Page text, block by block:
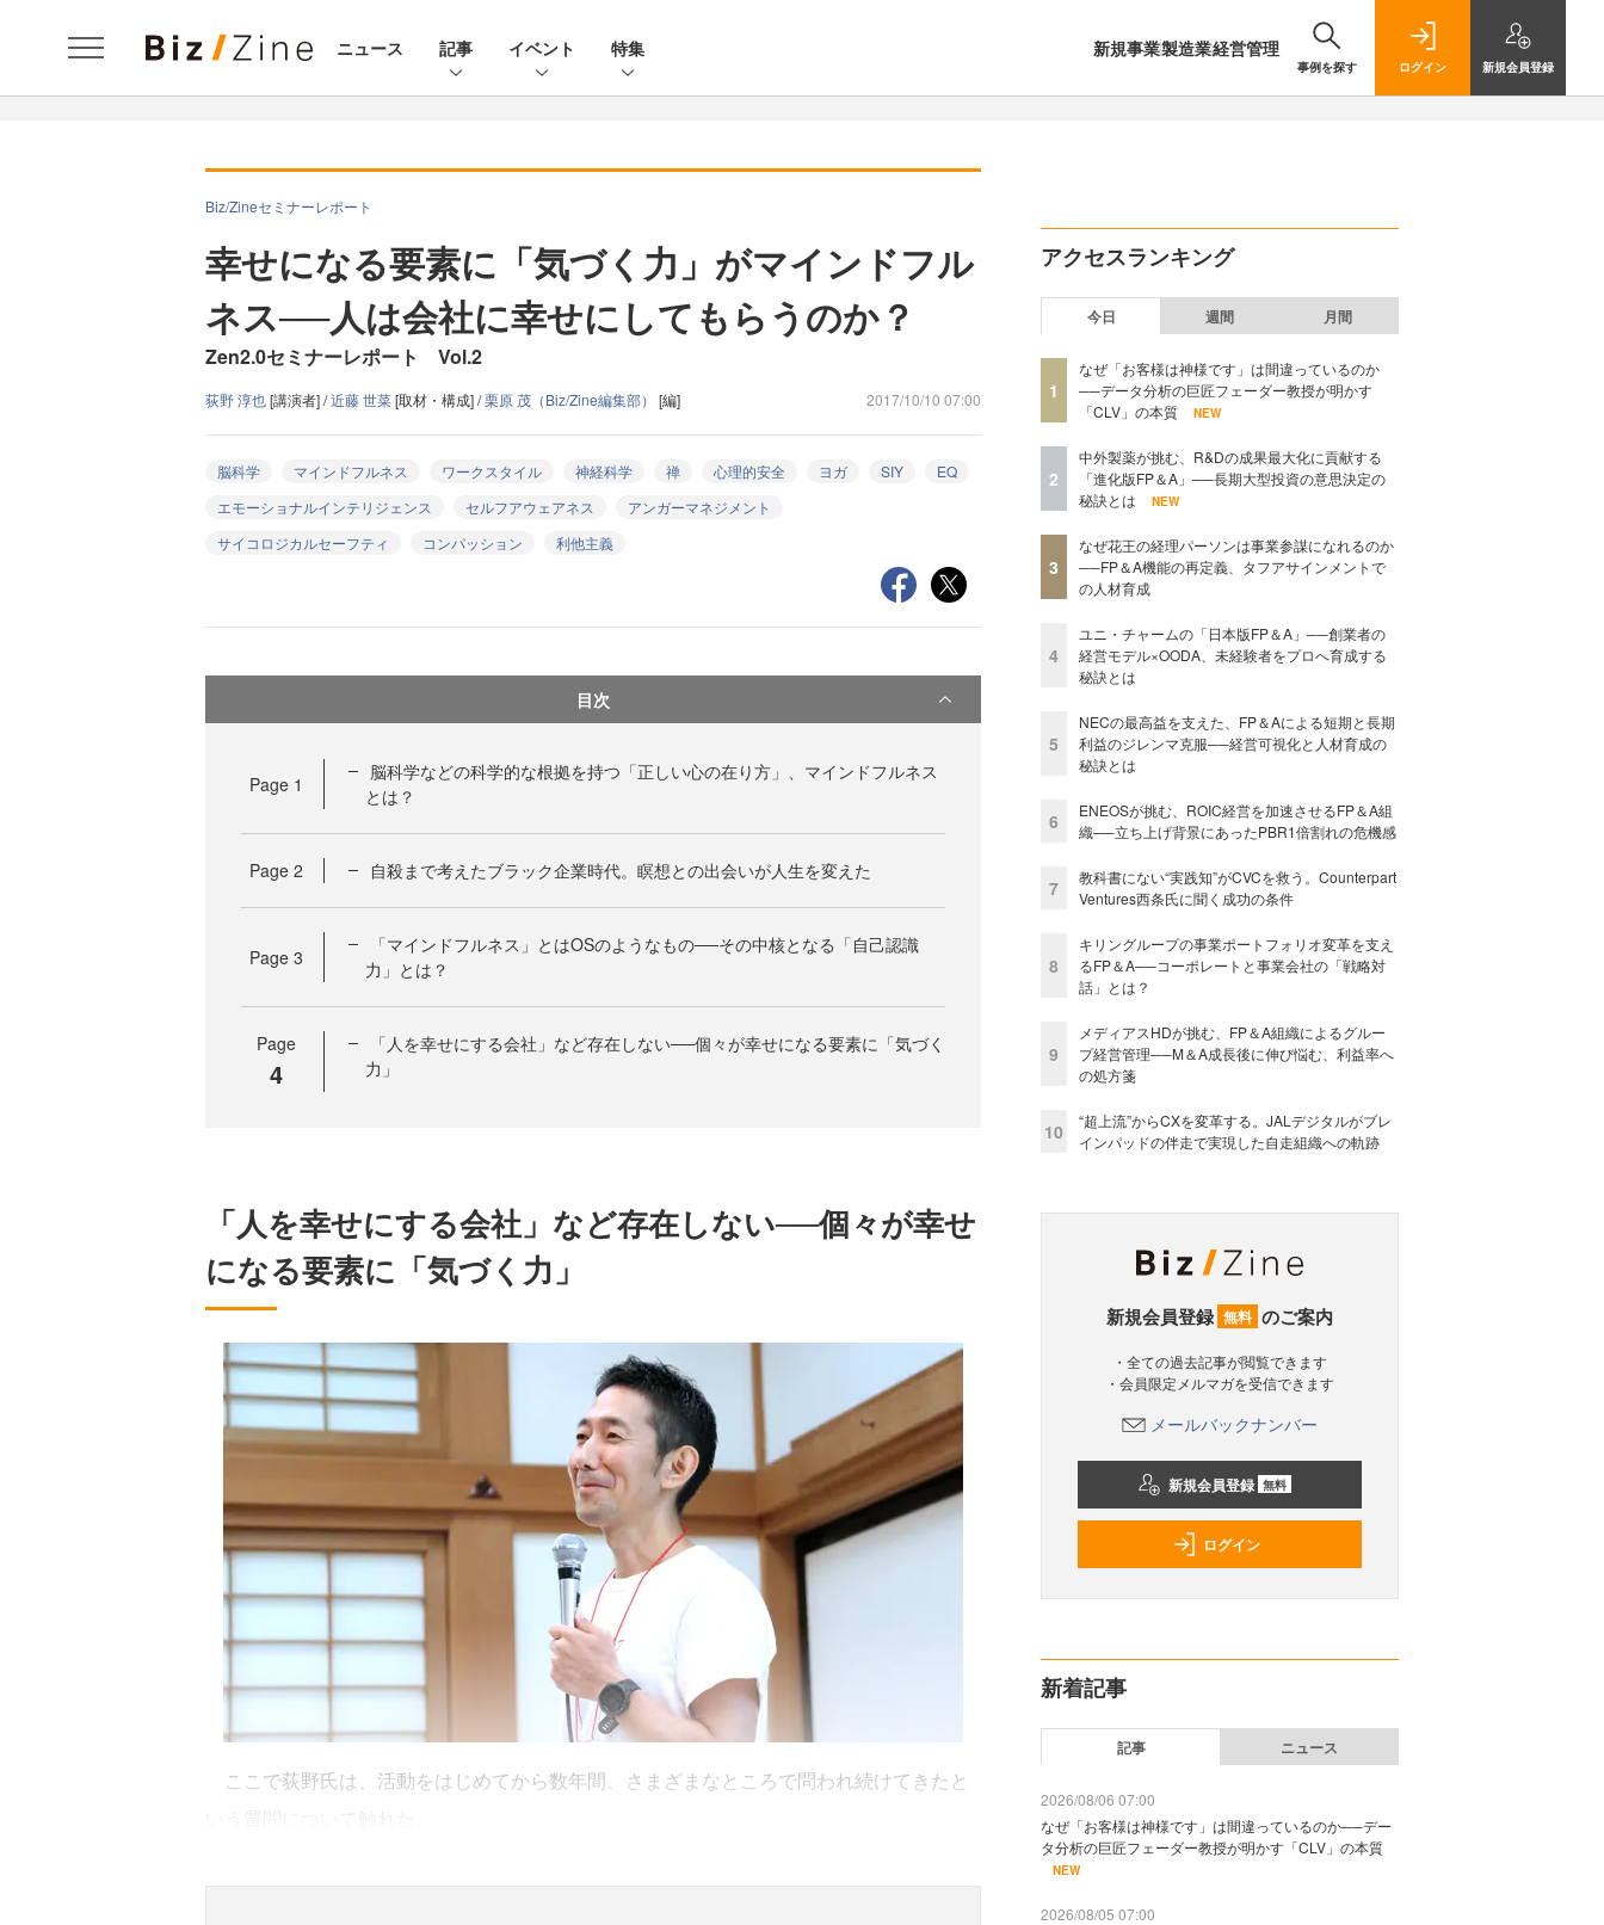
ニュース 記事 イベント 特集 新規事業製造業経営管理
事例を探す ログイン 新規会員登録
Biz/Zineセミナーレポート
幸せになる要素に「気づく力」がマインドフル
ネス──人は会社に幸せにしてもらうのか？
Zen2.0セミナーレポート Vol.2
荻野 淳也[講演者] /近藤 世菜[取材・構成] /栗原 茂（Biz/Zine編集部） [編] 2017/10/10 07:00
脳科学 マインドフルネス ワークスタイル 神経科学 禅 心理的安全 ヨガ SIY
EQ
エモーショナルインテリジェンス
セルフアウェアネス
アンガーマネジメント
サイコロジカルセーフティ
コンパッション 利他主義
目次
Page 1
脳科学などの科学的な根拠を持つ「正しい心の在り方」、マインドフルネス
とは？
Page 2 自殺まで考えたブラック企業時代。瞑想との出会いが人生を変えた
Page 3
「マインドフルネス」とはOSのようなもの──その中核となる「自己認識
力」とは？
Page
4
「人を幸せにする会社」など存在しない──個々が幸せになる要素に「気づく
力」
「人を幸せにする会社」など存在しない──個々が幸せ
になる要素に「気づく力」
ここで荻野氏は、活動をはじめてから数年間、さまざまなところで問われ続けてきたと
アクセスランキング
今日 週間 月間
1
なぜ「お客様は神様です」は間違っているのか
──データ分析の巨匠フェーダー教授が明かす
「CLV」の本質
NEW
2
中外製薬が挑む、R&Dの成果最大化に貢献する
「進化版FP＆A」──長期大型投資の意思決定の
秘訣とは
NEW
3
なぜ花王の経理パーソンは事業参謀になれるのか
──FP＆A機能の再定義、タフアサインメントで
の人材育成
4
ユニ・チャームの「日本版FP＆A」──創業者の
経営モデル×OODA、未経験者をプロへ育成する
秘訣とは
5
NECの最高益を支えた、FP＆Aによる短期と長期
利益のジレンマ克服──経営可視化と人材育成の
秘訣とは
6
ENEOSが挑む、ROIC経営を加速させるFP＆A組
織──立ち上げ背景にあったPBR1倍割れの危機感
7
教科書にない“実践知”がCVCを救う。Counterpart
Ventures西条氏に聞く成功の条件
8
キリングループの事業ポートフォリオ変革を支え
るFP＆A──コーポレートと事業会社の「戦略対
話」とは？
9
メディアスHDが挑む、FP＆A組織によるグルー
プ経営管理──M＆A成長後に伸び悩む、利益率へ
の処方箋
10
“超上流”からCXを変革する。JALデジタルがブレ
インパッドの伴走で実現した自走組織への軌跡
新規会員登録 無料 のご案内
・全ての過去記事が閲覧できます
・会員限定メルマガを受信できます
メールバックナンバー
新規会員登録 無料
ログイン
新着記事
記事 ニュース
2026/08/06 07:00
なぜ「お客様は神様です」は間違っているのか──デー
タ分析の巨匠フェーダー教授が明かす「CLV」の本質
NEW
2026/08/05 07:00